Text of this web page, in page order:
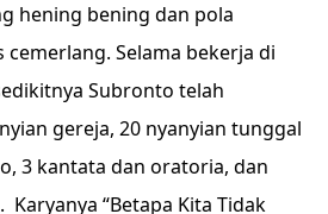
hening bening dan pola
cemerlang. Selama bekerja di
Subronto telah
gereja, 20 nyanyian tunggal
3 kantata dan oratoria, dan
Karyanya “Betapa Kita Tidak